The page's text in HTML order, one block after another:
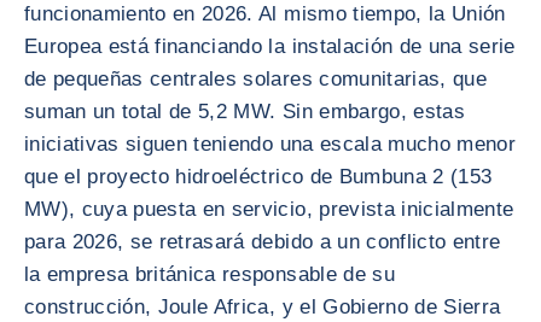
funcionamiento en 2026. Al mismo tiempo, la Unión
Europea está financiando la instalación de una serie
de pequeñas centrales solares comunitarias, que
suman un total de 5,2 MW. Sin embargo, estas
iniciativas siguen teniendo una escala mucho menor
que el proyecto hidroeléctrico de Bumbuna 2 (153
MW), cuya puesta en servicio, prevista inicialmente
para 2026, se retrasará debido a un conflicto entre
la empresa británica responsable de su
construcción, Joule Africa, y el Gobierno de Sierra